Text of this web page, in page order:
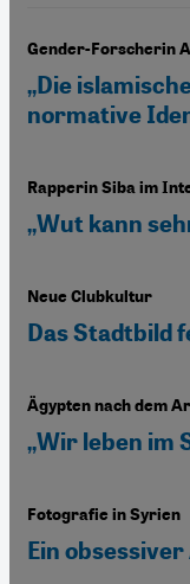
Gender-Forscherin
„Die
normative
Rapperin Siba im
„Wut kann
Neue Clubkultur
Das Stadtbild
Ägypten nach dem
„Wir leben im
Fotografie in Syrien
Ein